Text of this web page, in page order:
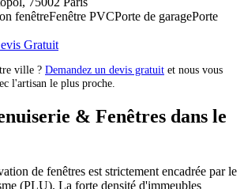
fenêtreFenêtre PVCPorte de garagePorte
Gratuit
ville ? Demandez un devis gratuit et nous vous
l'artisan le plus proche.
& Fenêtres dans le
de fenêtres est strictement encadrée par le
(PLU). La forte densité d'immeubles